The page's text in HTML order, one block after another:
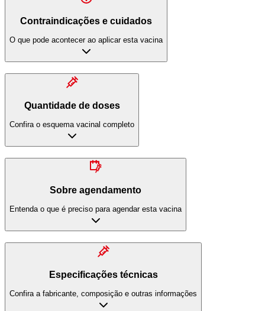
Contraindicações e cuidados
O que pode acontecer ao aplicar esta vacina
Quantidade de doses
Confira o esquema vacinal completo
Sobre agendamento
Entenda o que é preciso para agendar esta vacina
Especificações técnicas
Confira a fabricante, composição e outras informações